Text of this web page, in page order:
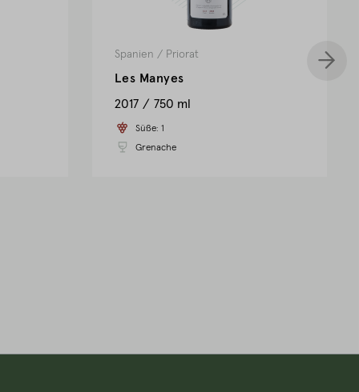
Spanien / Priorat
Les Manyes
2017
750 ml
Süße: 1
Grenache